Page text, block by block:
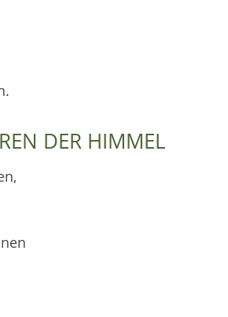
DER HIMMEL